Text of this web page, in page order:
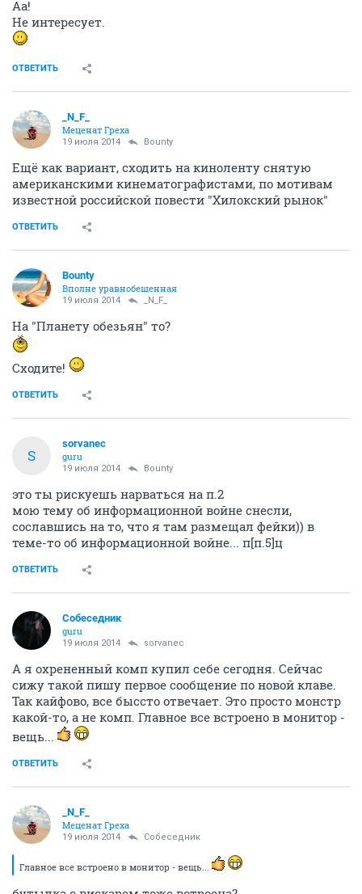
Аа!
Не интересует.
ОТВЕТИТЬ
_N_F_
Меценат Греха
19 июля 2014 Bounty
Ещё как вариант, сходить на киноленту снятую
американскими кинематографистами, по мотивам
известной российской повести "Хилокский рынок"
ОТВЕТИТЬ
Bounty
Вполне уравнобешенная
19 июля 2014 _N_F_
На "Планету обезьян" то?
Сходите!
ОТВЕТИТЬ
S
sorvanec
guru
19 июля 2014 Bounty
это ты рискуешь нарваться на п.2
мою тему об информационной войне снесли,
сославшись на то, что я там размещал фейки)) в
теме-то об информационной войне... п[п.5]ц
ОТВЕТИТЬ
Собеседник
guru
19 июля 2014 sorvanec
А я охрененный комп купил себе сегодня. Сейчас
сижу такой пишу первое сообщение по новой клаве.
Так кайфово, все быссто отвечает. Это просто монстр
какой-то, а не комп. Главное все встроено в монитор -
вещь...
ОТВЕТИТЬ
_N_F_
Меценат Греха
19 июля 2014 Собеседник
Главное все встроено в монитор - вещь...